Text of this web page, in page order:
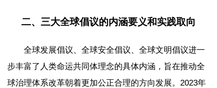
二、三大全球倡议的内涵要义和实践取向
全球发展倡议、全球安全倡议、全球文明倡议进一
步丰富了人类命运共同体理念的具体内涵，旨在推动全
球治理体系改革朝着更加公正合理的方向发展。2023年